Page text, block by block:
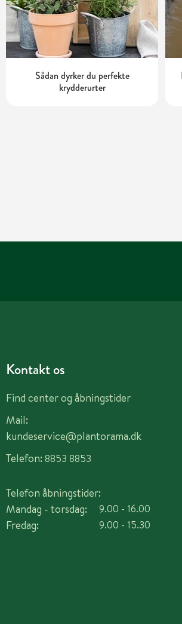
Sådan dyrker du perfekte
krydderurter
Kontakt os
Find center og åbningstider
Mail:
kundeservice@plantorama.dk
Telefon: 8853 8853
Telefon åbningstider:
Mandag - torsdag:
Fredag:
9.00 - 16.00
9.00 - 15.30